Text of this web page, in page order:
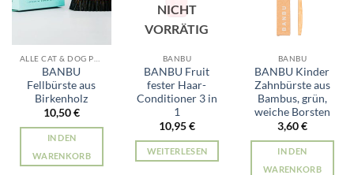
BANBU
Fellbürste aus
Birkenholz
10,50€
IN DEN
WARENKORB
NICHT
VORRÄTIG
BANBU
BANBU Fruit
fester Haar-
Conditioner 3 in
1
10,95€
WEITERLESEN
BANBU
BANBU Kinder
Zahnbürste aus
Bambus, grün,
weiche Borsten
3,60€
IN DEN
WARENKORB